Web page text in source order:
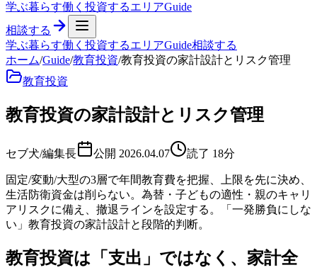
学ぶ暮らす働く 投資するエリアGuide
相談する
学ぶ暮らす働く 投資するエリアGuide相談する
ホーム/Guide/教育投資/教育投資の家計設計とリスク管理
教育投資
教育投資の家計設計とリスク管理
セブ犬/編集長 公開 2026.04.07 読了 18分
固定/変動/大型の3層で年間教育費を把握、上限を先に決め、
生活防衛資金は削らない。為替・子どもの適性・親のキャリ
アリスクに備え、撤退ラインを設定する。「一発勝負にしな
い」教育投資の家計設計と段階的判断。
教育投資は「支出」ではなく、家計全